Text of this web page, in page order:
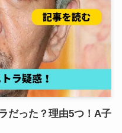
だった？理由5つ！A子